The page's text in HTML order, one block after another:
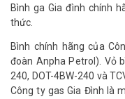
Bình ga Gia đình chính
thức.
Bình chính hãng của
đoàn Anpha Petrol). Vỏ
240, DOT-4BW-240 và
Công ty gas Gia Đình là